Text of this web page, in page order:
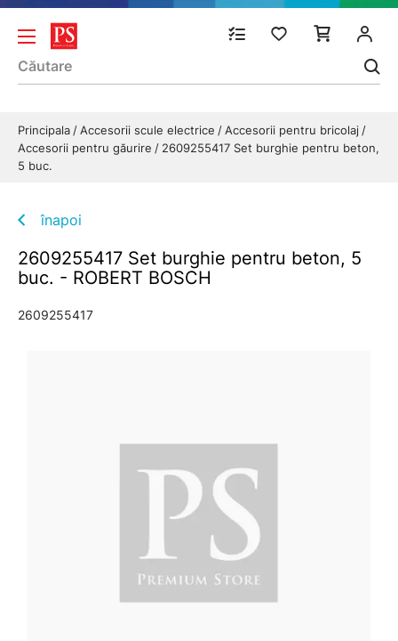
Principala Accesorii scule electrice
Accesorii pentru bricolaj
Accesorii pentru găurire
2609255417 Set burghie pentru beton,
5 buc.
înapoi
2609255417 Set burghie pentru beton, 5
buc. - ROBERT BOSCH
2609255417